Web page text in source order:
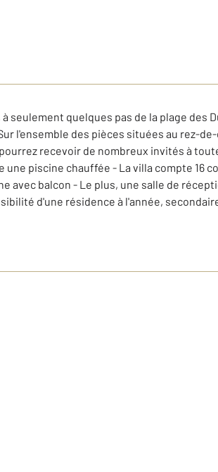
à seulement quelques pas de la plage
l'ensemble des pièces situées au rez-
recevoir de nombreux invités à
piscine chauffée - La villa compte 16
avec balcon - Le plus, une salle de
d'une résidence à l'année,